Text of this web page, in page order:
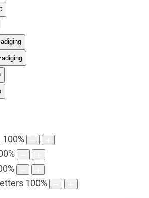
100%
%
%
100%